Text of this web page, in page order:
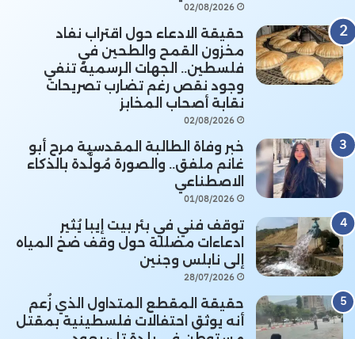
02/08/2026
حقيقة الادعاء حول اقتراب نفاد
مخزون القمح والطحين في
فلسطين.. الجهات الرسمية تنفي
وجود نقص رغم تضارب تصريحات
نقابة أصحاب المخابز
02/08/2026
خبر وفاة الطالبة المقدسية مرح أبو
غانم ملفق.. والصورة مُولَّدة بالذكاء
الاصطناعي
01/08/2026
توقف فني في بئر بيت إيبا يُثير
ادعاءات مضللة حول وقف ضخ المياه
إلى نابلس وجنين
28/07/2026
حقيقة المقطع المتداول الذي زُعم
أنه يوثق احتفالات فلسطينية بمقتل